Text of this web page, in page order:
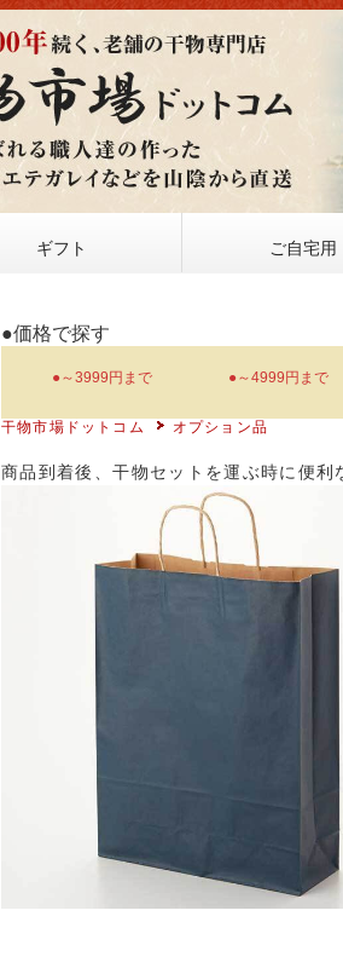
ギフト ご自宅用
●価格で探す
●～3999円まで ●～4999円まで
干物市場ドットコム オプション品
商品到着後、干物セットを運ぶ時に便利